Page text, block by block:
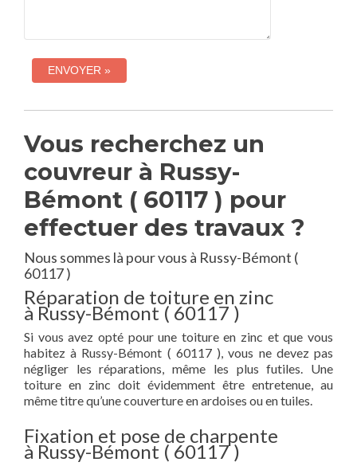
Vous recherchez un
couvreur à Russy-
Bémont ( 60117 ) pour
effectuer des travaux ?
Nous sommes là pour vous à Russy-Bémont (
60117 )
Réparation de toiture en zinc
à Russy-Bémont ( 60117 )
Si vous avez opté pour une toiture en zinc et que vous
habitez à Russy-Bémont ( 60117 ), vous ne devez pas
négliger les réparations, même les plus futiles. Une
toiture en zinc doit évidemment être entretenue, au
même titre qu’une couverture en ardoises ou en tuiles.
Fixation et pose de charpente
à Russy-Bémont ( 60117 )